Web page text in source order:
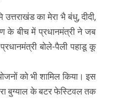
का मेरा भै बंधु, दीदी,
के बीच में प्रधानमंत्री ने जब
बोले-पैली पहाडू कू
को भी शामिल किया। इस
बुग्याल के बटर फेस्टिवल तक